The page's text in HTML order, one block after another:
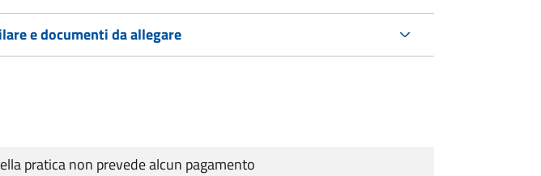
e documenti da allegare
pratica non prevede alcun pagamento